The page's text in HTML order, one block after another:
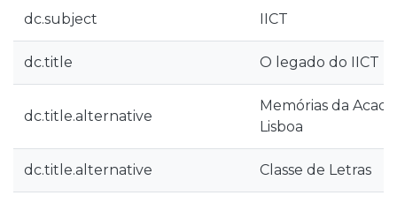
dc.subject IICT
dc.title O legado do IICT
dc.title.alternative
Memórias da
Lisboa
dc.title.alternative Classe de Letras